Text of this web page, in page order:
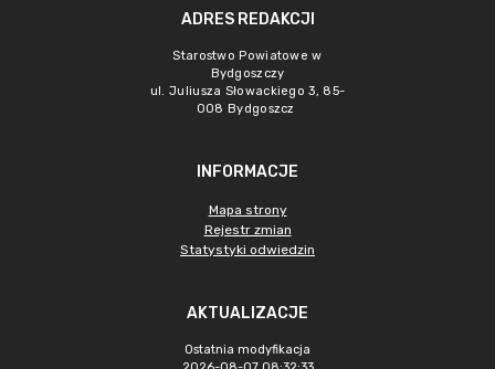
ADRES REDAKCJI
Starostwo Powiatowe w
Bydgoszczy
ul. Juliusza Słowackiego 3, 85-
008 Bydgoszcz
INFORMACJE
Mapa strony
Rejestr zmian
Statystyki odwiedzin
AKTUALIZACJE
Ostatnia modyfikacja